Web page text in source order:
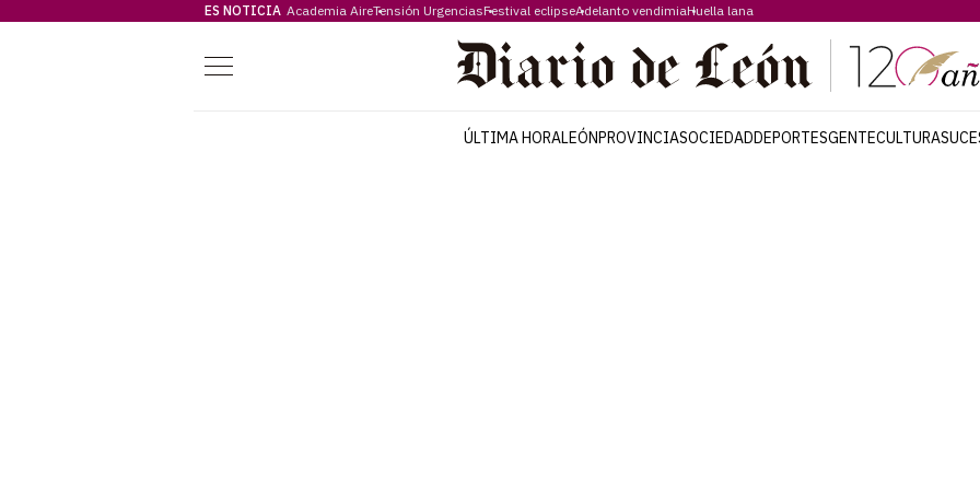
ES NOTICIA Academia AireTensión UrgenciasFestival eclipseAdelanto vendimiaHuella lana
Menú
ÚLTIMA HORALEÓNPROVINCIASOCIEDADDEPORTESGENTECULTURA